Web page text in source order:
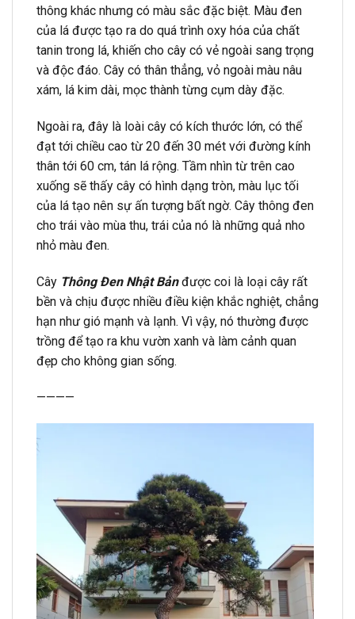
thông khác nhưng có màu sắc đặc biệt. Màu đen
của lá được tạo ra do quá trình oxy hóa của chất
tanin trong lá, khiến cho cây có vẻ ngoài sang trọng
và độc đáo. Cây có thân thẳng, vỏ ngoài màu nâu
xám, lá kim dài, mọc thành từng cụm dày đặc.
Ngoài ra, đây là loài cây có kích thước lớn, có thể
đạt tới chiều cao từ 20 đến 30 mét với đường kính
thân tới 60 cm, tán lá rộng. Tầm nhìn từ trên cao
xuống sẽ thấy cây có hình dạng tròn, màu lục tối
của lá tạo nên sự ấn tượng bất ngờ. Cây thông đen
cho trái vào mùa thu, trái của nó là những quả nho
nhỏ màu đen.
Cây Thông Đen Nhật Bản được coi là loại cây rất
bền và chịu được nhiều điều kiện khắc nghiệt, chẳng
hạn như gió mạnh và lạnh. Vì vậy, nó thường được
trồng để tạo ra khu vườn xanh và làm cảnh quan
đẹp cho không gian sống.
————